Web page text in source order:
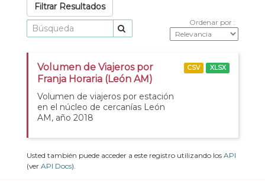
Filtrar Resultados
Ordenar por
Volumen de Viajeros por
Franja Horaria (León AM)
Volumen de viajeros por estación
en el núcleo de cercanías León
AM, año 2018
CSV XLSX
Usted también puede acceder a este registro utilizando los API
(ver API Docs).